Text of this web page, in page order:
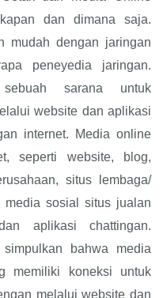
dan dimana saja.
mudah dengan jaringan
peneyedia jaringan.
sarana untuk
website dan aplikasi
internet. Media online
seperti website, blog,
situs lembaga/
media sosial situs jualan
aplikasi chattingan.
bahwa media
memiliki koneksi untuk
melalui website dan